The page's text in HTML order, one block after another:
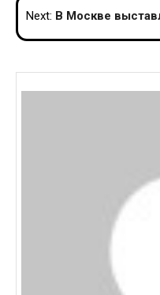
Next: В Москве